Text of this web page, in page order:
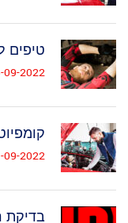
טיפים
09-2022
09-2022
בדיקת